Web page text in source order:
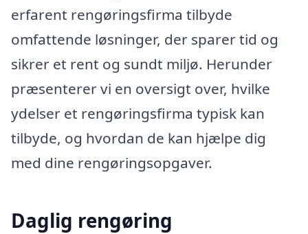
erfarent rengøringsfirma tilbyde
omfattende løsninger, der sparer tid og
sikrer et rent og sundt miljø. Herunder
præsenterer vi en oversigt over, hvilke
ydelser et rengøringsfirma typisk kan
tilbyde, og hvordan de kan hjælpe dig
med dine rengøringsopgaver.
Daglig rengøring